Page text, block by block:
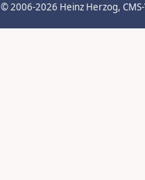
© 2006-2026 Heinz Herzog,